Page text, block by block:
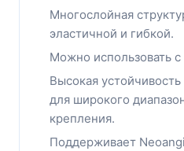
Многослойная
эластичной и гибкой.
Можно использовать
Высокая
для широкого
крепления.
Поддерживает